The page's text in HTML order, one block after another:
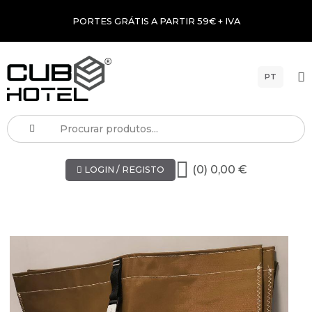
PORTES GRÁTIS A PARTIR 59€ + IVA
PT
LOGIN / REGISTO (0) 0,00 €